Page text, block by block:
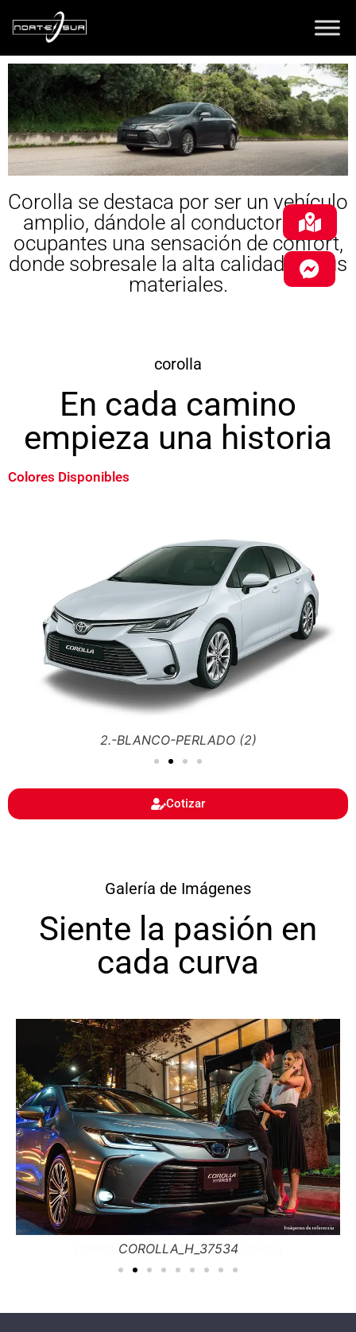
Corolla se destaca por ser un vehículo
amplio, dándole al conductor y sus
ocupantes una sensación de confort,
donde sobresale la alta calidad en sus
materiales.
corolla
En cada camino
empieza una historia
Colores Disponibles
1.-SUPER-BLANCO-2
Cotizar
Galería de Imágenes
Siente la pasión en
cada curva
COROLLA-KV-RUTACIUDA.c-copia